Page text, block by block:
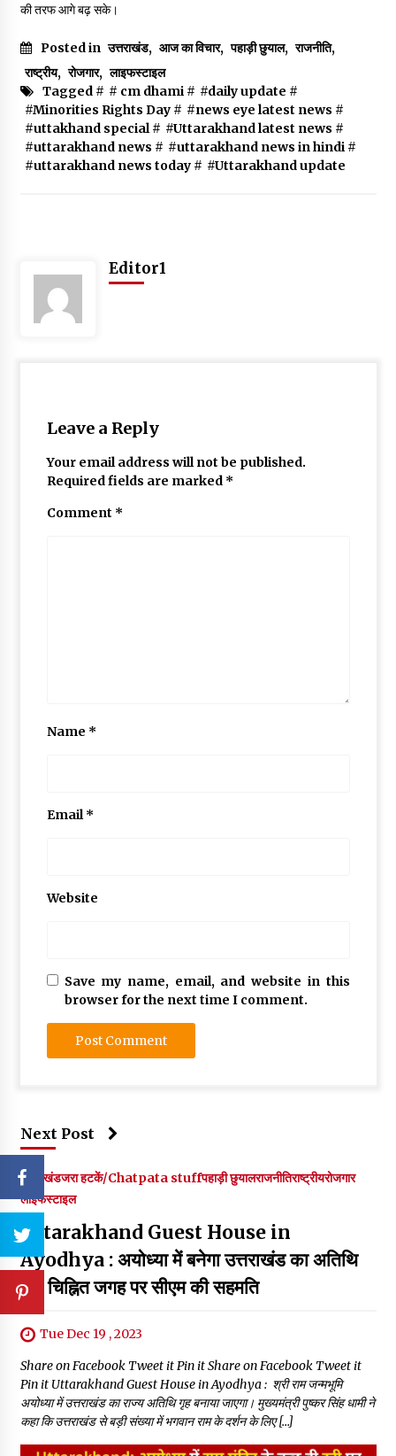
May 13, 2022
Thought Of The Day 12 May
May 12, 2022
Thought Of The Day 10 May
May 10, 2022
की तरफ आगे बढ़ सके।
Posted in उत्तराखंड, आज का विचार, पहाड़ी छुयाल, राजनीति,
राष्ट्रीय, रोजगार, लाइफस्टाइल
Tagged # # cm dhami# #daily update #
#Minorities Rights Day# #news eye latest news #
#uttakhand special# #Uttarakhand latest news #
#uttarakhand news # #uttarakhand news in hindi#
#uttarakhand news today# #Uttarakhand update
Editor1
Leave a Reply
Your email address will not be published.
Required fields are marked *
Comment *
Name *
Email*
Website
Save my name, email, and website in this
browser for the next time I comment.
Next Post
उत्तराखंडजरा हटकें/Chatpata stuffपहाड़ी छुयालराजनीतिराष्ट्रीयरोजगार
लाइफस्टाइल
Uttarakhand Guest House in
Ayodhya : अयोध्या में बनेगा उत्तराखंड का अतिथि
गृह, चिह्नित जगह पर सीएम की सहमति
Tue Dec 19 , 2023
Share on Facebook Tweet it Pin it Share on Facebook Tweet it
Pin it Uttarakhand Guest House in Ayodhya : श्री राम जन्मभूमि
अयोध्या में उत्तराखंड का राज्य अतिथि गृह बनाया जाएगा। मुख्यमंत्री पुष्कर सिंह धामी ने
कहा कि उत्तराखंड से बड़ी संख्या में भगवान राम के दर्शन के लिए […]